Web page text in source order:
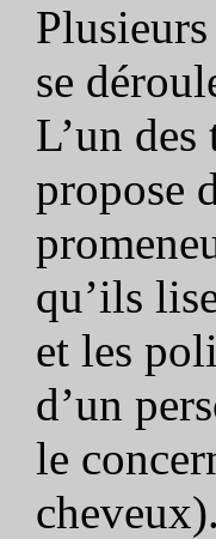
se
L’un
propose
qu’ils
et les
d’un
le